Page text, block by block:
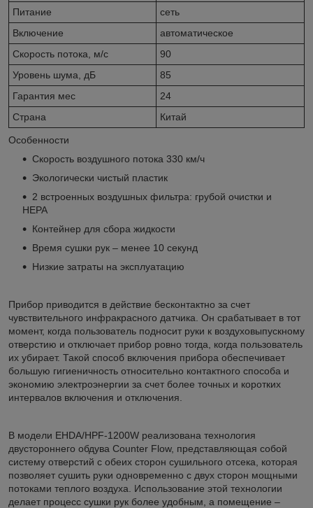
Питание
сеть
Включение
автоматическое
Скорость потока, м/с
90
Уровень шума, дБ
85
Гарантия мес
24
Страна
Китай
Особенности
Скорость воздушного потока 330 км/ч
Экологически чистый пластик
2 встроенных воздушных фильтра: грубой очистки и
HEPA
Контейнер для сбора жидкости
Время сушки рук – менее 10 секунд
Низкие затраты на эксплуатацию
Прибор приводится в действие бесконтактно за счет
чувствительного инфракрасного датчика. Он срабатывает в тот
момент, когда пользователь подносит руки к воздуховыпускному
отверстию и отключает прибор ровно тогда, когда пользователь
их убирает. Такой способ включения прибора обеспечивает
большую гигиеничность относительно контактного способа и
экономию электроэнергии за счет более точных и коротких
интервалов включения и отключения.
В модели EHDA/HPF-1200W реализована технология
двустороннего обдува Counter Flow, представляющая собой
систему отверстий с обеих сторон сушильного отсека, которая
позволяет сушить руки одновременно с двух сторон мощными
потоками теплого воздуха. Использование этой технологии
делает процесс сушки рук более удобным, а помещение –